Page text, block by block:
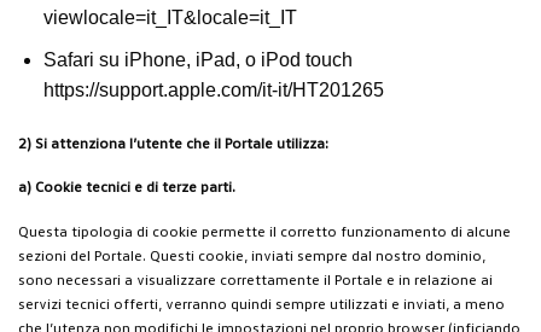
viewlocale=it_IT&locale=it_IT
Safari su iPhone, iPad, o iPod touch
https://support.apple.com/it-it/HT201265
2) Si attenziona l’utente che il Portale utilizza:
a) Cookie tecnici e di terze parti.
Questa tipologia di cookie permette il corretto funzionamento di alcune
sezioni del Portale. Questi cookie, inviati sempre dal nostro dominio,
sono necessari a visualizzare correttamente il Portale e in relazione ai
servizi tecnici offerti, verranno quindi sempre utilizzati e inviati, a meno
che l’utenza non modifichi le impostazioni nel proprio browser (inficiando